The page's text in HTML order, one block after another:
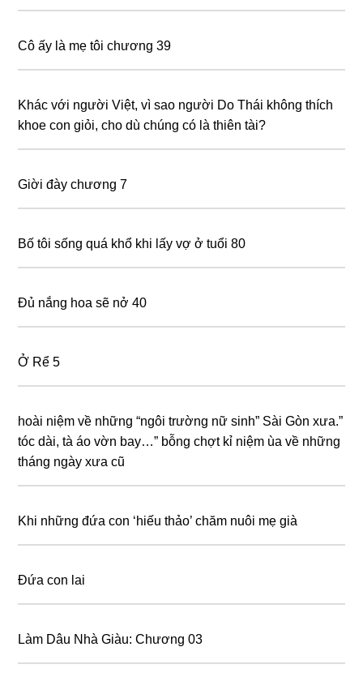
Cô ấy là mẹ tôi chương 39
Khác với người Việt, vì sao người Do Thái không thích
khoe con giỏi, cho dù chúng có là thiên tài?
Giời đày chương 7
Bố tôi sống quá khổ khi lấy vợ ở tuổi 80
Đủ nắng hoa sẽ nở 40
Ở Rể 5
hoài niệm về những “ngôi trường nữ sinh” Sài Gòn xưa.”
tóc dài, tà áo vờn bay…” bỗng chợt kỉ niệm ùa về những
tháng ngày xưa cũ
Khi những đứa con ‘hiếu thảo’ chăm nuôi mẹ già
Đứa con lai
Làm Dâu Nhà Giàu: Chương 03